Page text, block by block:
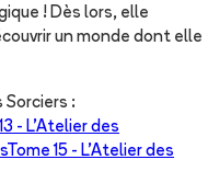
! Dès lors, elle
un monde dont elle
Sorciers :
- L'Atelier des
Tome 15 - L'Atelier des